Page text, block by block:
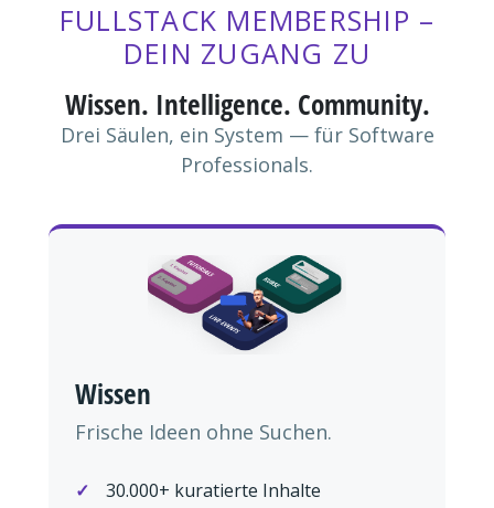
FULLSTACK MEMBERSHIP –
DEIN ZUGANG ZU
Wissen. Intelligence. Community.
Drei Säulen, ein System — für Software
Professionals.
Wissen
Frische Ideen ohne Suchen.
30.000+ kuratierte Inhalte